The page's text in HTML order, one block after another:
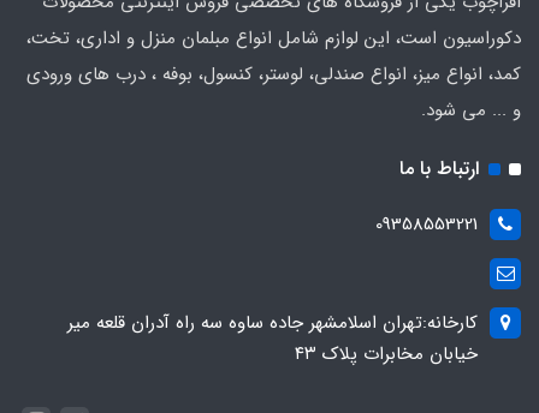
دکوراسیون است، این لوازم شامل انواع مبلمان منزل و اداری، تخت،
کمد، انواع میز، انواع صندلی، لوستر، کنسول، بوفه ، درب های ورودی
و ... می شود.
ارتباط با ما
09358553221
کارخانه:تهران اسلامشهر جاده ساوه سه راه آدران قلعه میر
خیابان مخابرات پلاک ۴۳